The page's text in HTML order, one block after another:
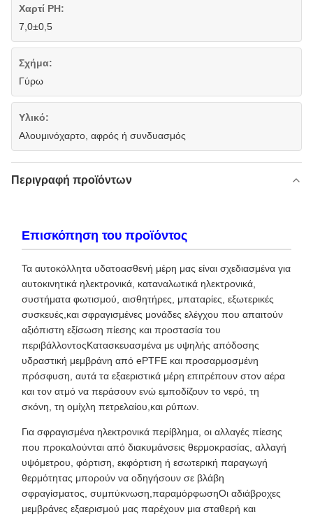
Χαρτί PH:
7,0±0,5
Σχήμα:
Γύρω
Υλικό:
Αλουμινόχαρτο, αφρός ή συνδυασμός
Περιγραφή προϊόντων
Επισκόπηση του προϊόντος
Τα αυτοκόλλητα υδατοασθενή μέρη μας είναι σχεδιασμένα για
αυτοκινητικά ηλεκτρονικά, καταναλωτικά ηλεκτρονικά,
συστήματα φωτισμού, αισθητήρες, μπαταρίες, εξωτερικές
συσκευές,και σφραγισμένες μονάδες ελέγχου που απαιτούν
αξιόπιστη εξίσωση πίεσης και προστασία του
περιβάλλοντοςΚατασκευασμένα με υψηλής απόδοσης
υδραστική μεμβράνη από ePTFE και προσαρμοσμένη
πρόσφυση, αυτά τα εξαεριστικά μέρη επιτρέπουν στον αέρα
και τον ατμό να περάσουν ενώ εμποδίζουν το νερό, τη
σκόνη, τη ομίχλη πετρελαίου,και ρύπων.
Για σφραγισμένα ηλεκτρονικά περίβλημα, οι αλλαγές πίεσης
που προκαλούνται από διακυμάνσεις θερμοκρασίας, αλλαγή
υψόμετρου, φόρτιση, εκφόρτιση ή εσωτερική παραγωγή
θερμότητας μπορούν να οδηγήσουν σε βλάβη
σφραγίσματος, συμπύκνωση,παραμόρφωσηΟι αδιάβροχες
μεμβράνες εξαερισμού μας παρέχουν μια σταθερή και